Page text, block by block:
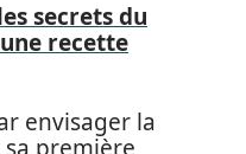
secrets du
recette
envisager la
sa première